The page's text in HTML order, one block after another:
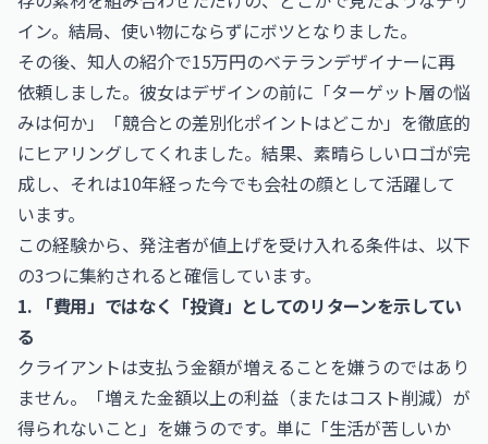
イン。結局、使い物にならずにボツとなりました。
その後、知人の紹介で15万円のベテランデザイナーに再
依頼しました。彼女はデザインの前に「ターゲット層の悩
みは何か」「競合との差別化ポイントはどこか」を徹底的
にヒアリングしてくれました。結果、素晴らしいロゴが完
成し、それは10年経った今でも会社の顔として活躍して
います。
この経験から、発注者が値上げを受け入れる条件は、以下
の3つに集約されると確信しています。
1. 「費用」ではなく「投資」としてのリターンを示してい
る
クライアントは支払う金額が増えることを嫌うのではあり
ません。「増えた金額以上の利益（またはコスト削減）が
得られないこと」を嫌うのです。単に「生活が苦しいか